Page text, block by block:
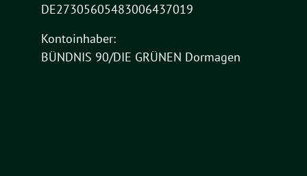
DE27305605483006437019
Kontoinhaber:
BÜNDNIS 90/DIE GRÜNEN Dormagen